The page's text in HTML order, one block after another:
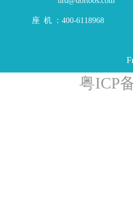
座 机 ：400-6118968
粤ICP